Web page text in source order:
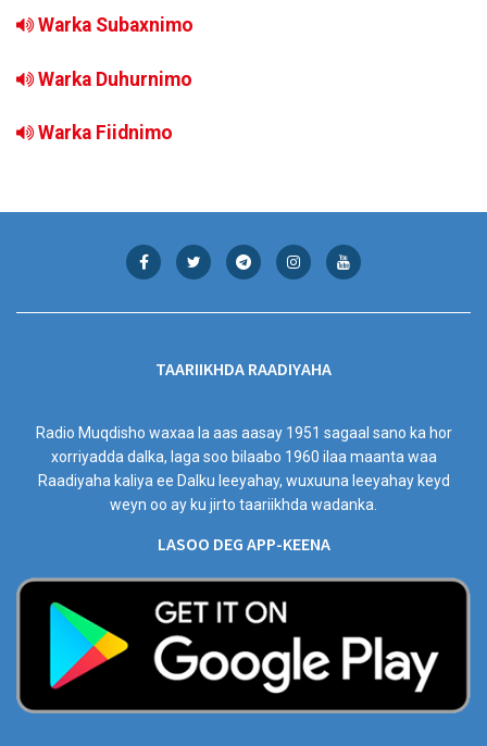
Warka Subaxnimo
Warka Duhurnimo
Warka Fiidnimo
TAARIIKHDA RAADIYAHA
Radio Muqdisho waxaa la aas aasay 1951 sagaal sano ka hor
xorriyadda dalka, laga soo bilaabo 1960 ilaa maanta waa
Raadiyaha kaliya ee Dalku leeyahay, wuxuuna leeyahay keyd
weyn oo ay ku jirto taariikhda wadanka.
LASOO DEG APP-KEENA